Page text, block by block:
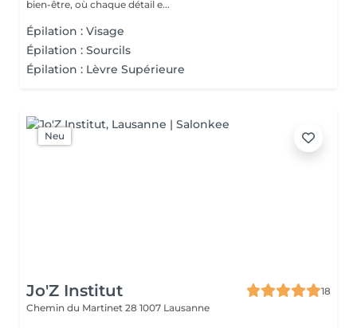
bien-être, où chaque détail e...
Épilation : Visage
Épilation : Sourcils
Épilation : Lèvre Supérieure
Neu
Jo'Z Institut
18
Chemin du Martinet 28 1007 Lausanne